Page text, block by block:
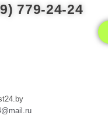
779-24-24